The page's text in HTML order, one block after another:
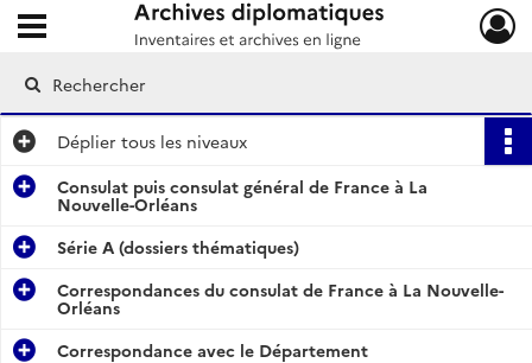
Archives diplomatiques
Ouvrir le menu déroulant
Déplier tous les niveaux
Consulat puis consulat général de France à La
Nouvelle-Orléans
Série A (dossiers thématiques)
Correspondances du consulat de France à La Nouvelle-
Orléans
Correspondance avec le Département